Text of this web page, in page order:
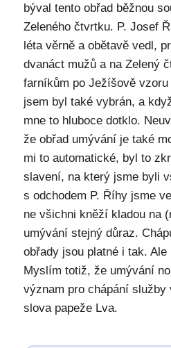
býval tento obřad běžnou
Zeleného čtvrtku. P. Josef
léta věrně a obětavě vedl,
dvanáct mužů a na Zelený
farníkům po Ježíšově
jsem byl také vybrán, a
mne to hluboce dotklo.
že obřad umývání je také
mi to automatické, byl to
slavení, na který jsme byli
s odchodem P. Říhy jsme
ne všichni kněží kladou na
umývání stejný důraz.
obřady jsou platné i tak.
Myslím totiž, že umývání
význam pro chápání
slova papeže Lva.